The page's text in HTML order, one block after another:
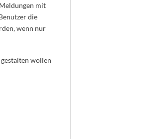
mit
die
wenn nur
wollen